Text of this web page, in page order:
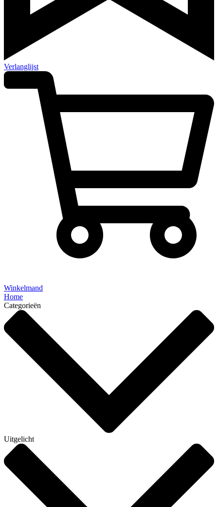
Verlanglijst
Winkelmand
Home
Categorieën
Uitgelicht